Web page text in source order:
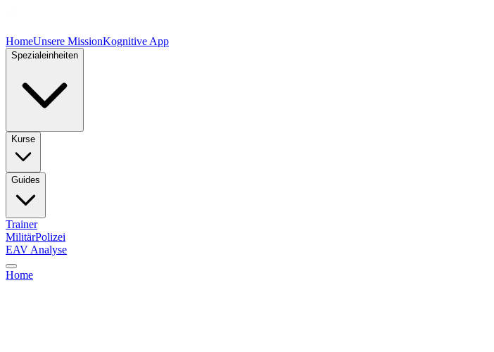
HomeUnsere MissionKognitive App
Spezialeinheiten
Kurse
Guides
Trainer
MilitärPolizei
EAV Analyse
Home